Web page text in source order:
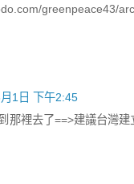
greenpeace43/
1日 下午2:45
那裡去了==>建議台灣